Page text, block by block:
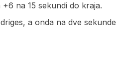
na 15 sekundi do kraja.
a onda na dve sekunde